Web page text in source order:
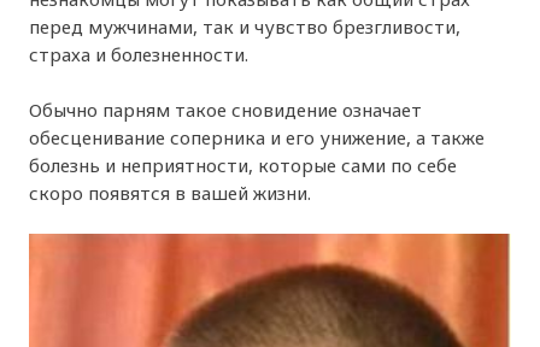
перед мужчинами, так и чувство брезгливости,
страха и болезненности.
Обычно парням такое сновидение означает
обесценивание соперника и его унижение, а также
болезнь и неприятности, которые сами по себе
скоро появятся в вашей жизни.